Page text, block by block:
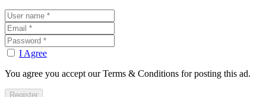
I Agree
You agree you accept our Terms & Conditions for posting this ad.